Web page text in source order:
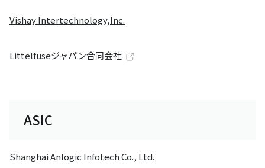
Vishay Intertechnology,Inc.
Littelfuseジャパン合同会社
ASIC
Shanghai Anlogic Infotech Co., Ltd.